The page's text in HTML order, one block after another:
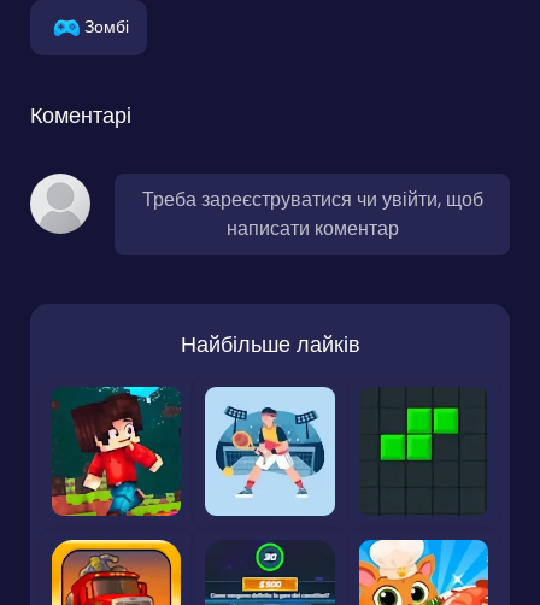
Зомбі
Коментарі
Треба зареєструватися чи увійти, щоб
написати коментар
Найбільше лайків